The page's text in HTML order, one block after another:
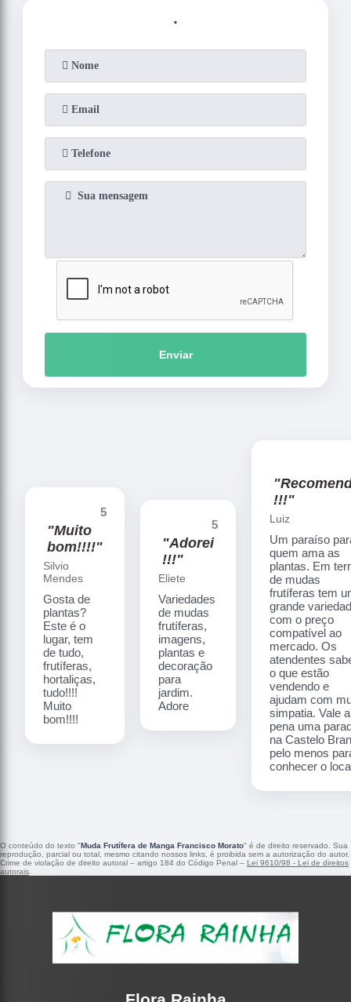
.
Enviar
5
"Muito
bom!!!!"
Silvio
Mendes
Gosta de
plantas?
Este é o
lugar, tem
de tudo,
frutíferas,
hortaliças,
tudo!!!!
Muito
bom!!!!
5
"Adorei
!!!"
Eliete
Variedades
de mudas
frutíferas,
imagens,
plantas e
decoração
para
jardim.
Adore
!!!"
Luiz
Um paraíso
quem ama as
plantas. Em
de mudas
frutíferas tem
grande
com o preço
compatível ao
mercado. Os
atendentes
o que estão
vendendo e
ajudam com
simpatia. Vale a
pena uma
na Castelo
pelo menos
conhecer o
O conteúdo do texto "Muda Frutífera de Manga Francisco Morato" é de direito reservado. Sua
reprodução, parcial ou total, mesmo citando nossos links, é proibida sem a autorização do autor.
Crime de violação de direito autoral – artigo 184 do Código Penal – Lei 9610/98 - Lei de direitos
autorais